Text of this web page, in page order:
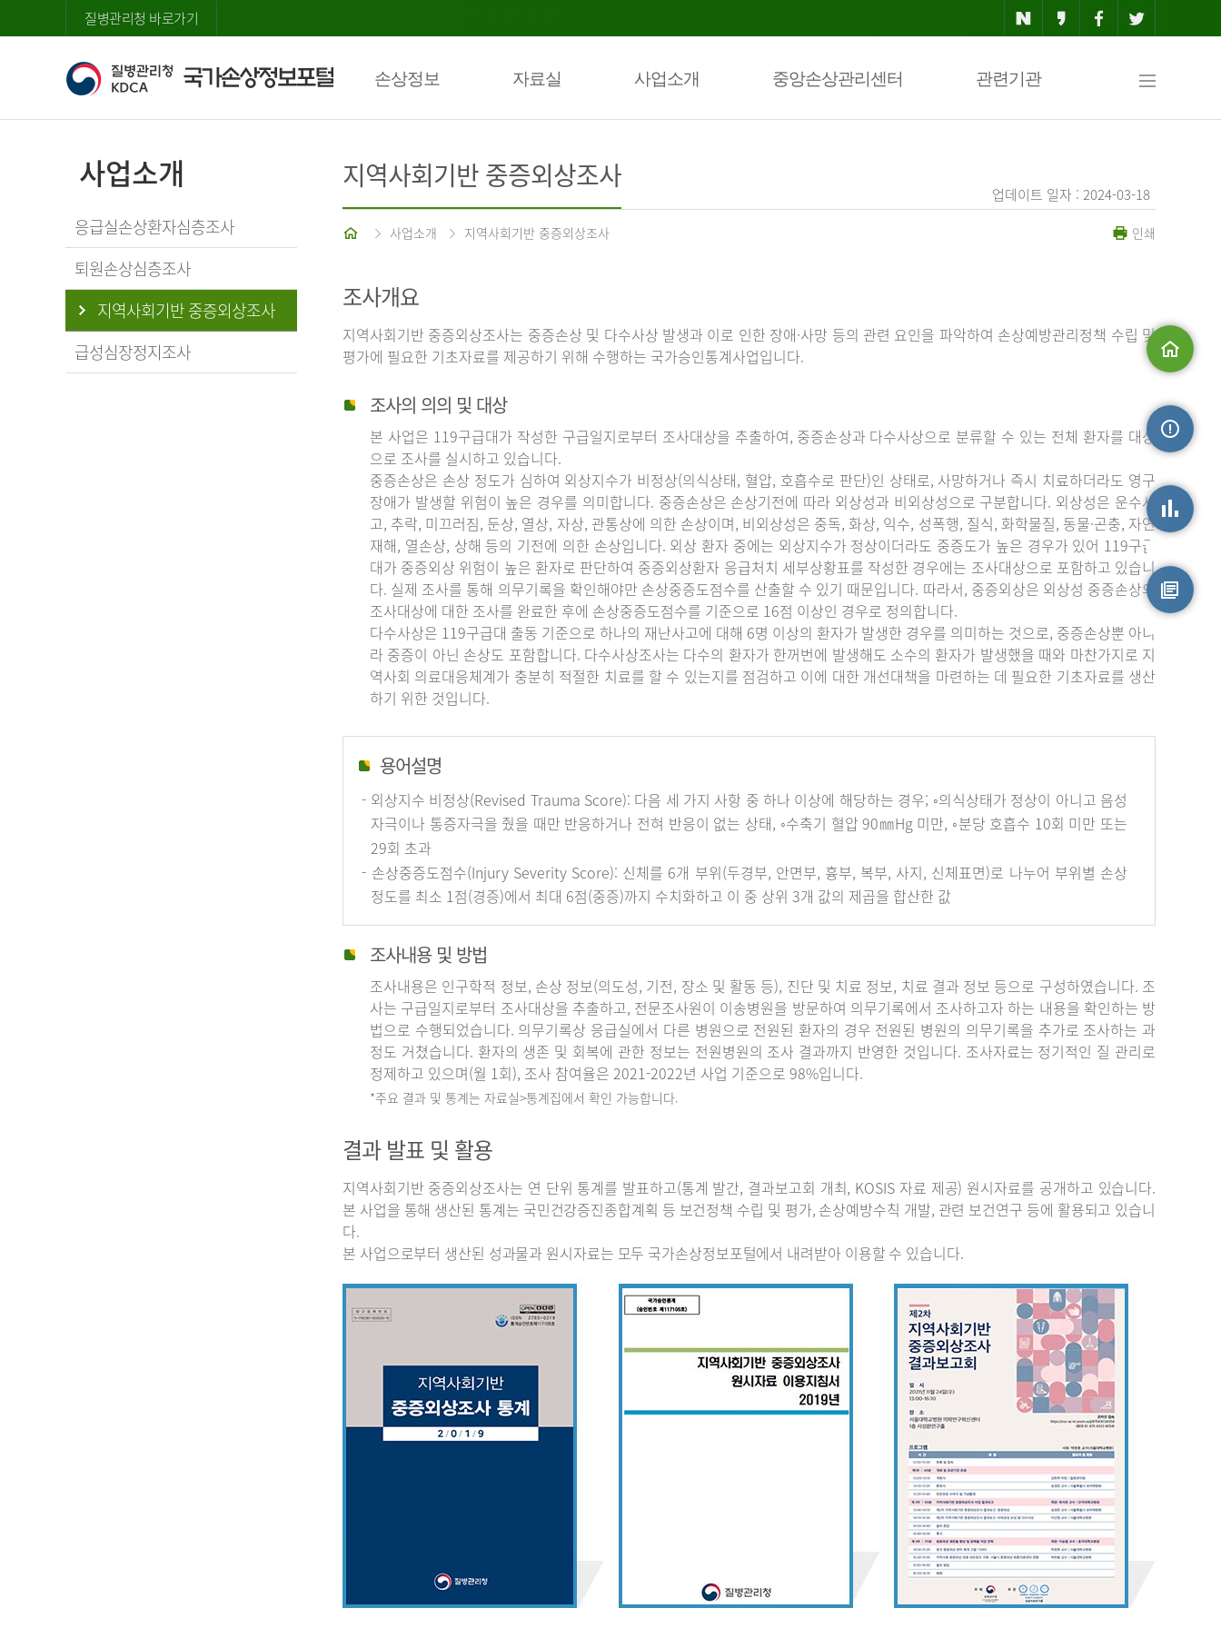
질병관리청 바로가기
손상정보 자료실 사업소개 중앙손상관리센터 관련기관
맵
사업소개
응급실손상환자심층조사
퇴원손상심층조사
지역사회기반 중증외상조사
급성심장정지조사
업데이트 일자 : 2024-03-18
지역사회기반 중증외상조사
홈 사업소개 지역사회기반 중증외상조사 인쇄
조사개요
지역사회기반 중증외상조사는 중증손상 및 다수사상 발생과 이로 인한 장애·사망 등의 관련 요인을 파악하여 손상예방관리정책 수립 및
평가에 필요한 기초자료를 제공하기 위해 수행하는 국가승인통계사업입니다.
조사의 의의 및 대상
본 사업은 119구급대가 작성한 구급일지로부터 조사대상을 추출하여, 중증손상과 다수사상으로 분류할 수 있는 전체 환자를 대상
으로 조사를 실시하고 있습니다.
중증손상은 손상 정도가 심하여 외상지수가 비정상(의식상태, 혈압, 호흡수로 판단)인 상태로, 사망하거나 즉시 치료하더라도 영구
장애가 발생할 위험이 높은 경우를 의미합니다. 중증손상은 손상기전에 따라 외상성과 비외상성으로 구분합니다. 외상성은 운수사
고, 추락, 미끄러짐, 둔상, 열상, 자상, 관통상에 의한 손상이며, 비외상성은 중독, 화상, 익수, 성폭행, 질식, 화학물질, 동물·곤충, 자연
재해, 열손상, 상해 등의 기전에 의한 손상입니다. 외상 환자 중에는 외상지수가 정상이더라도 중증도가 높은 경우가 있어 119구급
대가 중증외상 위험이 높은 환자로 판단하여 중증외상환자 응급처치 세부상황표를 작성한 경우에는 조사대상으로 포함하고 있습니
다. 실제 조사를 통해 의무기록을 확인해야만 손상중증도점수를 산출할 수 있기 때문입니다. 따라서, 중증외상은 외상성 중증손상의
조사대상에 대한 조사를 완료한 후에 손상중증도점수를 기준으로 16점 이상인 경우로 정의합니다.
다수사상은 119구급대 출동 기준으로 하나의 재난사고에 대해 6명 이상의 환자가 발생한 경우를 의미하는 것으로, 중증손상뿐 아니
라 중증이 아닌 손상도 포함합니다. 다수사상조사는 다수의 환자가 한꺼번에 발생해도 소수의 환자가 발생했을 때와 마찬가지로 지
역사회 의료대응체계가 충분히 적절한 치료를 할 수 있는지를 점검하고 이에 대한 개선대책을 마련하는 데 필요한 기초자료를 생산
하기 위한 것입니다.
용어설명
- 외상지수 비정상(Revised Trauma Score): 다음 세 가지 사항 중 하나 이상에 해당하는 경우; ◦의식상태가 정상이 아니고 음성
자극이나 통증자극을 줬을 때만 반응하거나 전혀 반응이 없는 상태, ◦수축기 혈압 90㎜Hg 미만, ◦분당 호흡수 10회 미만 또는
29회 초과
- 손상중증도점수(Injury Severity Score): 신체를 6개 부위(두경부, 안면부, 흉부, 복부, 사지, 신체표면)로 나누어 부위별 손상
정도를 최소 1점(경증)에서 최대 6점(중증)까지 수치화하고 이 중 상위 3개 값의 제곱을 합산한 값
조사내용 및 방법
조사내용은 인구학적 정보, 손상 정보(의도성, 기전, 장소 및 활동 등), 진단 및 치료 정보, 치료 결과 정보 등으로 구성하였습니다. 조
사는 구급일지로부터 조사대상을 추출하고, 전문조사원이 이송병원을 방문하여 의무기록에서 조사하고자 하는 내용을 확인하는 방
법으로 수행되었습니다. 의무기록상 응급실에서 다른 병원으로 전원된 환자의 경우 전원된 병원의 의무기록을 추가로 조사하는 과
정도 거쳤습니다. 환자의 생존 및 회복에 관한 정보는 전원병원의 조사 결과까지 반영한 것입니다. 조사자료는 정기적인 질 관리로
정제하고 있으며(월 1회), 조사 참여율은 2021-2022년 사업 기준으로 98%입니다.
*주요 결과 및 통계는 자료실>통계집에서 확인 가능합니다.
결과 발표 및 활용
지역사회기반 중증외상조사는 연 단위 통계를 발표하고(통계 발간, 결과보고회 개최, KOSIS 자료 제공) 원시자료를 공개하고 있습니다.
본 사업을 통해 생산된 통계는 국민건강증진종합계획 등 보건정책 수립 및 평가, 손상예방수칙 개발, 관련 보건연구 등에 활용되고 있습니
다.
본 사업으로부터 생산된 성과물과 원시자료는 모두 국가손상정보포털에서 내려받아 이용할 수 있습니다.
손상통계